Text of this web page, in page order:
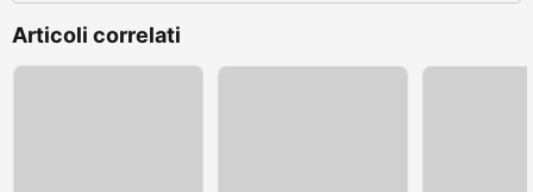
Articoli correlati